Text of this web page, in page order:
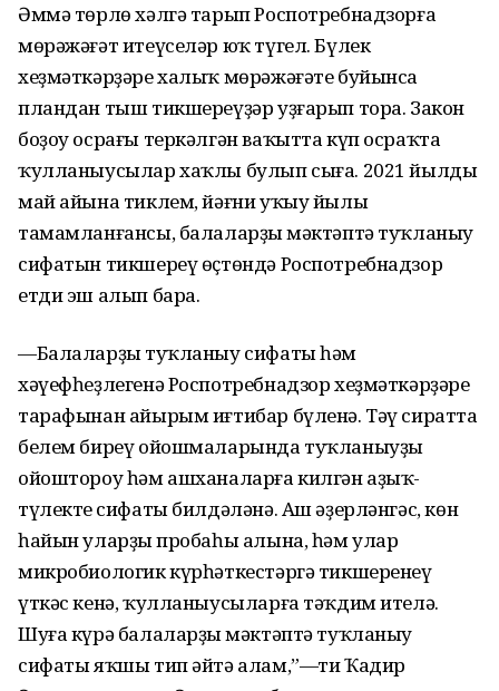
Әммә төрлө хәлгә тарып Роспотребнадзорға
мөрәжәғәт итеүселәр юҡ түгел. Бүлек
хеҙмәткәрҙәре халыҡ мөрәжәғәте буйынса
пландан тыш тикшереүҙәр уҙғарып тора. Закон
боҙоу осрағы теркәлгән ваҡытта күп осраҡта
ҡулланыусылар хаҡлы булып сыға. 2021 йылдың
май айына тиклем, йәғни уҡыу йылы
тамамланғансы, балаларҙың мәктәптә туҡланыу
сифатын тикшереү өҫтөндә Роспотребнадзор
етди эш алып бара.
—Балаларҙың туҡланыу сифаты һәм
хәүефһеҙлегенә Роспотребнадзор хеҙмәткәрҙәре
тарафынан айырым иғтибар бүленә. Тәү сиратта
белем биреү ойошмаларында туҡланыуҙы
ойоштороу һәм ашханаларға килгән аҙыҡ-
түлектең сифаты билдәләнә. Аш әҙерләнгәс, көн
һайын уларҙың пробаһы алына, һәм улар
микробиологик күрһәткестәргә тикшеренеү
үткәс кенә, ҡулланыусыларға тәҡдим ителә.
Шуға күрә балаларҙың мәктәптә туҡланыу
сифаты яҡшы тип әйтә алам,”—ти Ҡадир